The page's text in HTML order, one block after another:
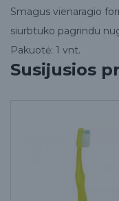
Smagus vienaragio
siurbtuko pagrindu
Pakuotė: 1 vnt.
Susijusios